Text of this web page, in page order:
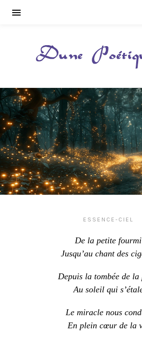
ESSENCE-CIEL
De la petite fourmi
Jusqu’au chant des
Depuis la tombée de la
Au soleil qui
Le miracle nous
En plein cœur de la